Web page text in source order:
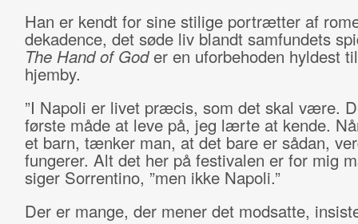
Han er kendt for sine stilige portrætter af
dekadence, det søde liv blandt samfundets
The Hand of Goder en uforbehoden hyldest
hjemby.
”I Napoli er livet præcis, som det skal være.
første måde at leve på, jeg lærte at kende.
et barn, tænker man, at det bare er sådan,
fungerer. Alt det her på festivalen er for mig
siger Sorrentino, ”men ikke Napoli.”
Der er mange, der mener det modsatte,